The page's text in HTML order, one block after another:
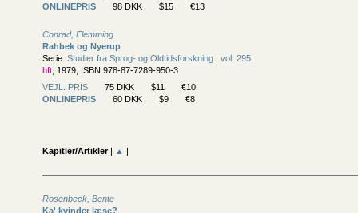
ONLINEPRIS
98 DKK $15 €13
Conrad, Flemming
Rahbek og Nyerup
Serie: Studier fra Sprog- og Oldtidsforskning , vol. 295
hft , 1979, ISBN 978-87-7289-950-3
VEJL. PRIS
75 DKK $11
€10
ONLINEPRIS
60 DKK $9 €8
Kapitler/Artikler| ▲ |
Rosenbeck, Bente
Ka' kvinder læse?